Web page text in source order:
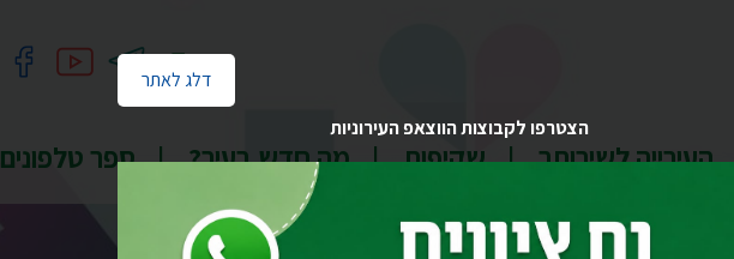
הצטרפו לקבוצות הווצאפ העירוניות
דלג לאתר
העירייה לשירותך שקיפות מה חדש בעיר? ספר טלפונים
חיפוש